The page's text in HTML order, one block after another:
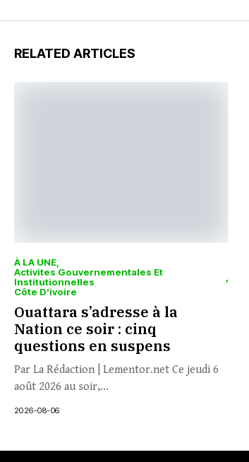
RELATED ARTICLES
À LA UNE
Activites Gouvernementales Et
Institutionnelles
Côte D’ivoire
Ouattara s’adresse à la
Nation ce soir : cinq
questions en suspens
Par La Rédaction | Lementor.net Ce jeudi 6
août 2026 au soir,...
2026-08-06